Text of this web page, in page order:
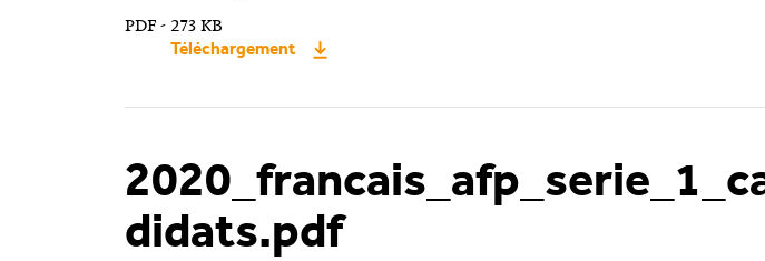
PDF - 273 KB
Téléchargement
didats.pdf